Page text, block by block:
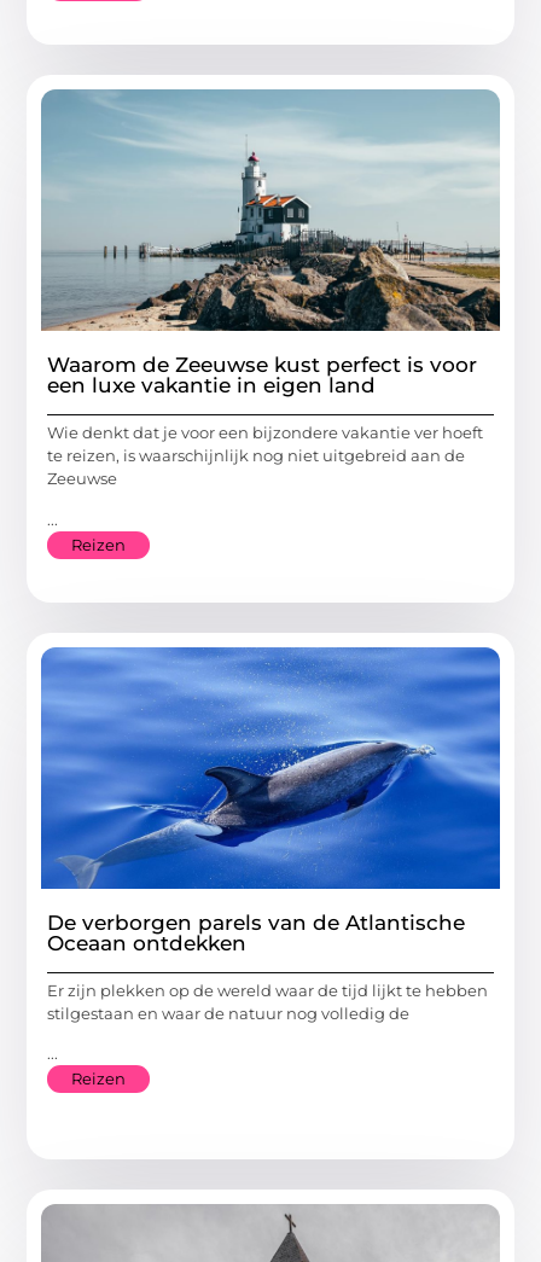
Waarom de Zeeuwse kust perfect is voor
een luxe vakantie in eigen land
Wie denkt dat je voor een bijzondere vakantie ver hoeft
te reizen, is waarschijnlijk nog niet uitgebreid aan de
Zeeuwse
...
Reizen
De verborgen parels van de Atlantische
Oceaan ontdekken
Er zijn plekken op de wereld waar de tijd lijkt te hebben
stilgestaan en waar de natuur nog volledig de
...
Reizen